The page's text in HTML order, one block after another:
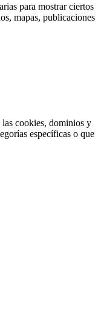
para mostrar ciertos
mapas, publicaciones
cookies, dominios y
específicas o que